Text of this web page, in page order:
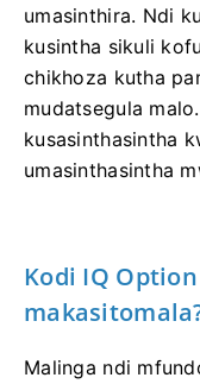
umasinthira. Ndi
kusintha sikuli
chikhoza kutha
mudatsegula
kusasinthasintha
umasinthasintha
Kodi IQ
Malinga ndi